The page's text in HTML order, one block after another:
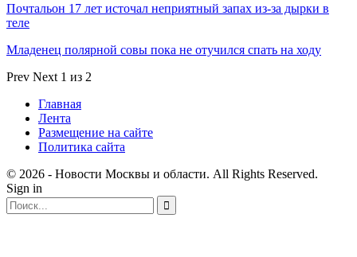
Почтальон 17 лет источал неприятный запах из-за дырки в
теле
Младенец полярной совы пока не отучился спать на ходу
Prev Next 1 из 2
Главная
Лента
Размещение на сайте
Политика сайта
© 2026 - Новости Москвы и области. All Rights Reserved.
Sign in